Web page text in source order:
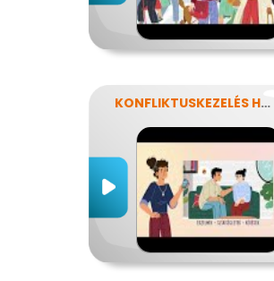
KONFLIKTUSKEZELÉS HATÉKONYAN